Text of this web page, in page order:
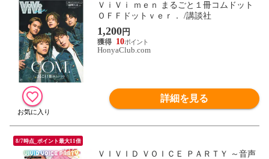
ＶｉＶｉ ｍｅｎ まるごと１冊コムドット
ＯＦＦドットｖｅｒ． /講談社
1,200円
10
HonyaClub.com
詳細を見る
8/7時点_ポイント最大11倍
ＶＩＶＩＤ ＶＯＩＣＥ ＰＡＲＴＹ ～音声